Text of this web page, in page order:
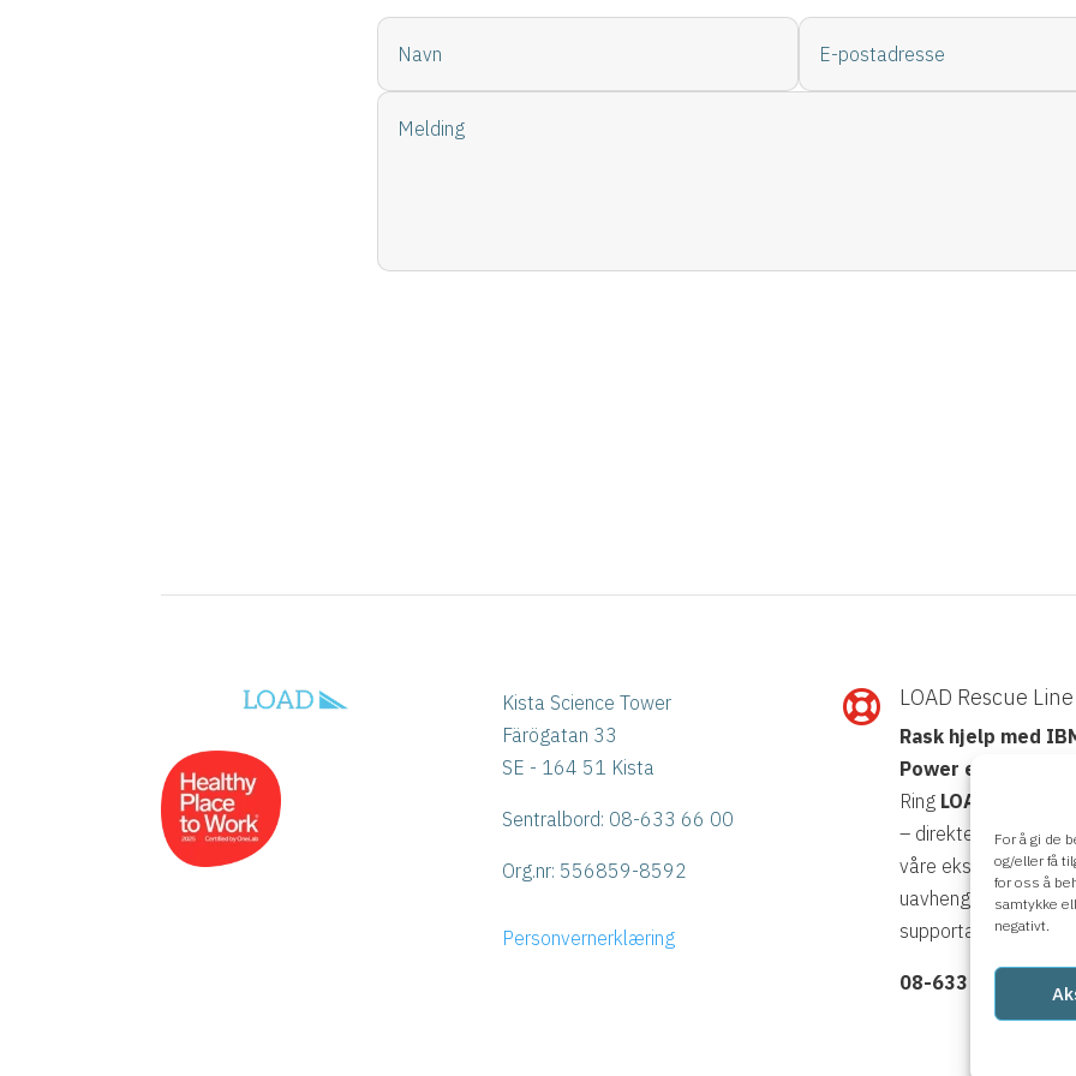
For å gi de
og/eller få
for oss å
samtykke
negativt.
Kista Science Tower
Färögatan 33
SE - 164 51 Kista
Sentralbord: 08-633 66 00
Org.nr: 556859-8592
Personvernerklæring
 LOAD Rescue Line
Rask hjelp med
Power eller
Ring LOAD Rescue
– direktekontakt
våre eksperter,
uavhengig av
supportavtale.
08-633 66 90